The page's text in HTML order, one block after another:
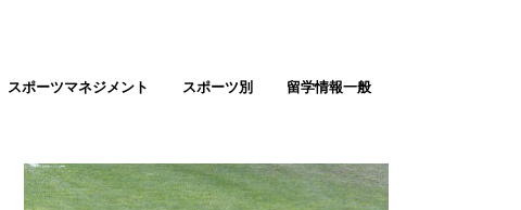
スポーツマネジメント スポーツ別 留学情報一般